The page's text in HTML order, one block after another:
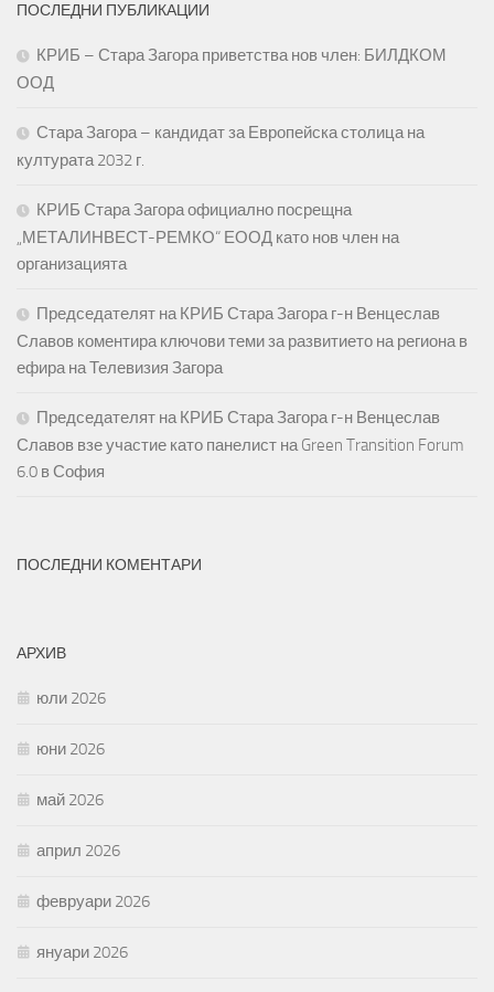
ПОСЛЕДНИ ПУБЛИКАЦИИ
КРИБ – Стара Загора приветства нов член: БИЛДКОМ
ООД
Стара Загора – кандидат за Европейска столица на
културата 2032 г.
КРИБ Стара Загора официално посрещна
„МЕТАЛИНВЕСТ-РЕМКО“ ЕООД като нов член на
организацията
Председателят на КРИБ Стара Загора г-н Венцеслав
Славов коментира ключови теми за развитието на региона в
ефира на Телевизия Загора
Председателят на КРИБ Стара Загора г-н Венцеслав
Славов взе участие като панелист на Green Transition Forum
6.0 в София
ПОСЛЕДНИ КОМЕНТАРИ
АРХИВ
юли 2026
юни 2026
май 2026
април 2026
февруари 2026
януари 2026